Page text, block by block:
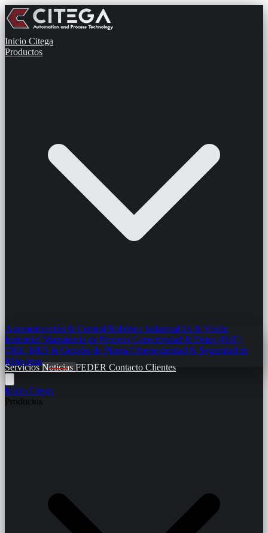
Inicio Citega
Productos
Automatización & Control Robótica Industrial IA & Visión
Industrial Maquinaria de Proceso Conectividad & Datos (IIoT)
OEE, MES & Gestión de Planta Ciberseguridad & Seguridad de
Máquinas
ServiciosNoticias FEDER Contacto Clientes
Inicio Citega
Productos